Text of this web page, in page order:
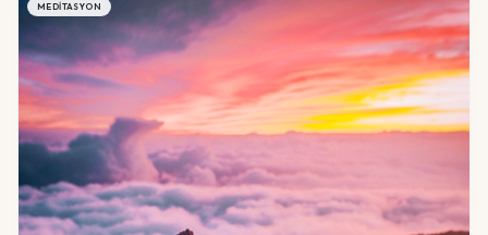
MEDITASYON